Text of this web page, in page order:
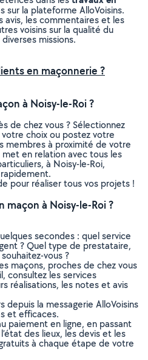
sur la plateforme AlloVoisins.
avis, les commentaires et les
voisins sur la qualité du
missions.
en maçonnerie ?
à Noisy-le-Roi ?
de chez vous ? Sélectionnez
choix ou postez votre
membres à proximité de votre
met en relation avec tous les
à Noisy-le-Roi,
pour réaliser tous vos projets !
à Noisy-le-Roi ?
secondes : quel service
? Quel type de prestataire,
vous ?
maçons, proches de chez vous
consultez les services
réalisations, les notes et avis
depuis la messagerie AlloVoisins
et efficaces.
paiement en ligne, en passant
des lieux, les devis et les
à chaque étape de votre